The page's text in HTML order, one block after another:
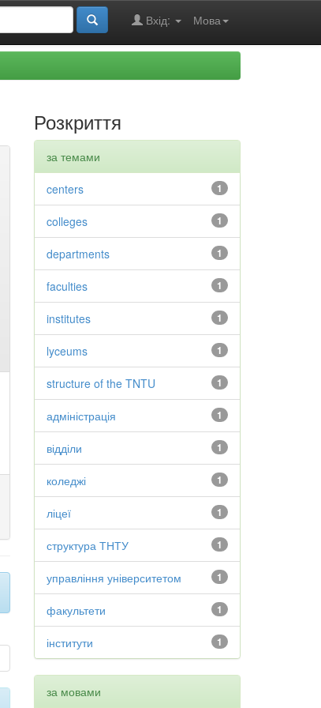
Мова
Вхід:
Розкриття
за темами
1
centers
1
colleges
1
departments
1
faculties
1
institutes
1
lyceums
1
structure of the TNTU
1
адміністрація
1
відділи
1
коледжі
1
ліцеї
1
структура ТНТУ
1
управління університетом
1
факультети
1
інститути
за мовами